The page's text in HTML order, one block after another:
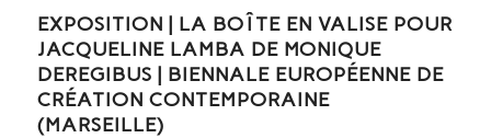
EXPOSITION | LA BOÎTE EN VALISE POUR
JACQUELINE LAMBA DE MONIQUE
DEREGIBUS | BIENNALE EUROPÉENNE DE
CRÉATION CONTEMPORAINE
(MARSEILLE)